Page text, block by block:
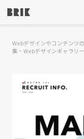
Webデザインやコンテンツ
集・Webデザインギャラリ